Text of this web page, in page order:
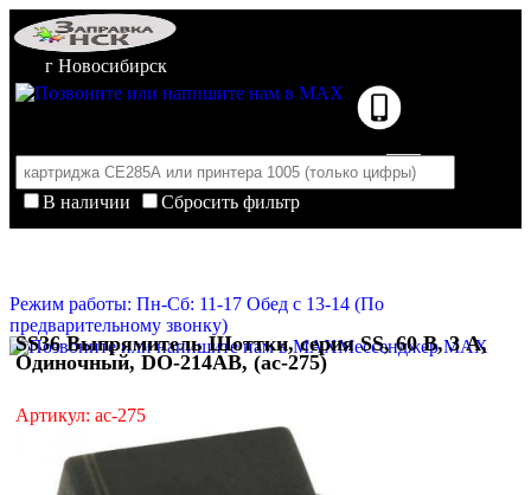
г Новосибирск
В наличии
Сбросить фильтр
Корзина пуста
Режим работы: Пн-Сб: 11-17 Обед с 13-14 (По
предварительному звонку)
Мессенджер MAX
SS36 Выпрямитель Шоттки, серия SS, 60 В, 3 А,
Одиночный, DO-214AB, (ac-275)
Артикул: ac-275